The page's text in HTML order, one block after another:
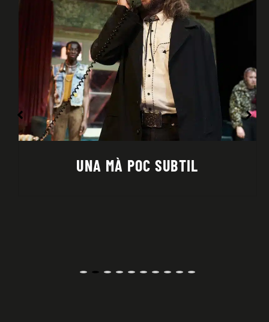
UNA MÀ POC SUBTIL